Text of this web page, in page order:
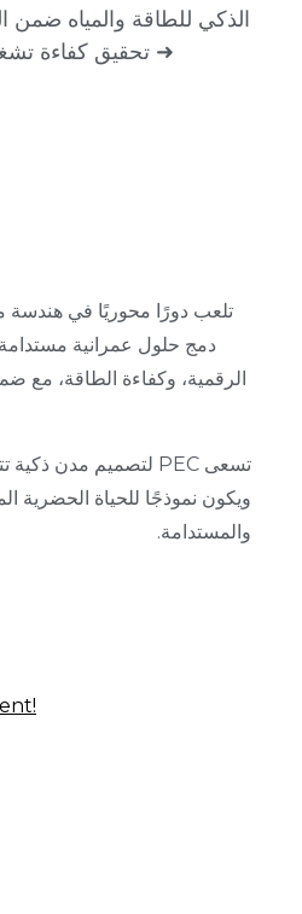
الذكي للطاقة والمياه ضمن
➜ تحقيق كفاءة
دمج حلول عمرانية
الرقمية، وكفاءة الطاقة، مع
ويكون نموذجًا للحياة الحضرية
والمستدامة.